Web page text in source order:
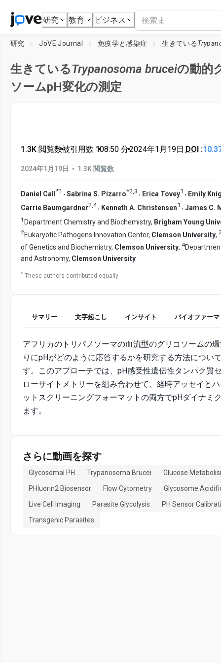
研究 教育 ビジネス
研究 JoVE Journal 免疫学と感染症 生きている
生きているTrypanosoma bruceiの動的
ソームpH変化の測定
1.3K 閲覧数•被引用数 1•08:50 分•2024年1月19日 DOI :
2024年1月19日 • 1.3K 閲覧数
Daniel Call *1 , Sabrina S. Pizarro*2,3 , Erica Tovey1 , Emily
Carrie Baumgardner2 4, Kenneth A. Christensen1 , James C.
1 Department Chemistry and Biochemistry, Brigham Young
2Eukaryotic Pathogens Innovation Center, Clemson University,
of Genetics and Biochemistry, Clemson University, 4
and Astronomy, Clemson University
* These authors contributed equally
サマリー 文字起こし インサイト バイオファー
アフリカのトリパノソーマの血流型のグリコソームの
りにpHがどのように応答するかを研究する方法につい
す。このアプローチでは、pH感受性遺伝性タンパク質
ローサイトメトリーを組み合わせて、経時アッセイと
ットスクリーニングフォーマットの両方でpHダイナミ
ます。
さらに動画を探す
Glycosomal PH Trypanosoma Brucei
Glucose
PHluorin2 Biosensor
Flow Cytometry
Glycosome
Live Cell Imaging
Parasite Glycolysis
PH Sensor
Transgenic Parasites